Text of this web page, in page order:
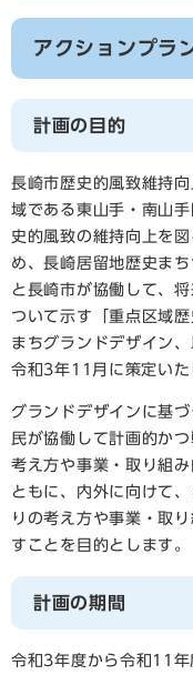
アクションプラ
計画の目的
長崎市歴史的風致維持
域である東山手・南山
史的風致の維持向上を
め、長崎居留地歴史ま
と長崎市が協働して、
ついて示す「重点区域
まちグランドデザイン
令和3年11月に策定いた
グランドデザインに基
民が協働して計画的か
考え方や事業・取り組
ともに、内外に向けて
りの考え方や事業・取
すことを目的とします。
計画の期間
令和3年度から令和11年